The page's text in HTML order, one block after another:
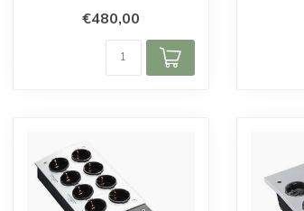
vergoldete Stec...
€480,00